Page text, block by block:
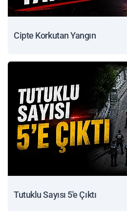
Cipte Korkutan Yangın
Tutuklu Sayısı 5'e Çıktı